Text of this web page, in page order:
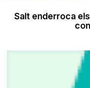
Salt enderroca